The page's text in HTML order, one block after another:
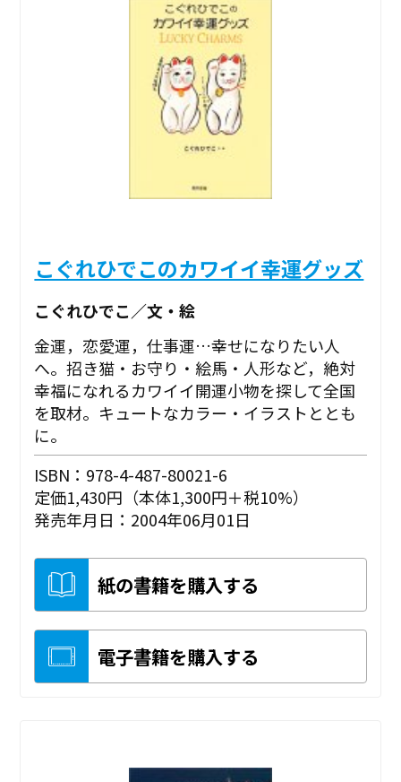
こぐれひでこのカワイイ幸運グッズ
こぐれひでこ／文・絵
金運，恋愛運，仕事運…幸せになりたい人
へ。招き猫・お守り・絵馬・人形など，絶対
幸福になれるカワイイ開運小物を探して全国
を取材。キュートなカラー・イラストととも
に。
ISBN：978-4-487-80021-6
定価1,430円（本体1,300円＋税10%）
発売年月日：2004年06月01日
紙の書籍を購入する
電子書籍を購入する